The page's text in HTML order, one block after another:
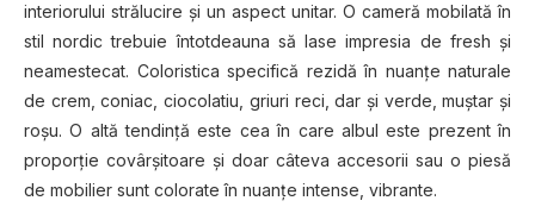
interiorului strălucire şi un aspect unitar. O cameră mobilată în
stil nordic trebuie întotdeauna să lase impresia de fresh şi
neamestecat. Coloristica specifică rezidă în nuanţe naturale
de crem, coniac, ciocolatiu, griuri reci, dar şi verde, muştar şi
roşu. O altă tendinţă este cea în care albul este prezent în
proporţie covârşitoare şi doar câteva accesorii sau o piesă
de mobilier sunt colorate în nuanţe intense, vibrante.